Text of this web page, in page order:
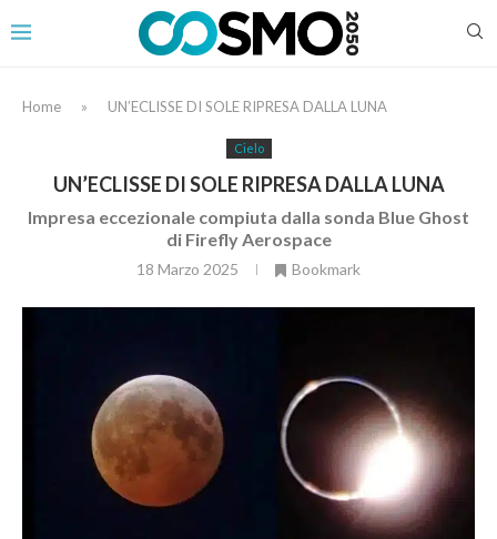
Home » UN’ECLISSE DI SOLE RIPRESA DALLA LUNA
Cielo
UN’ECLISSE DI SOLE RIPRESA DALLA LUNA
Impresa eccezionale compiuta dalla sonda Blue Ghost
di Firefly Aerospace
18 Marzo 2025 Bookmark